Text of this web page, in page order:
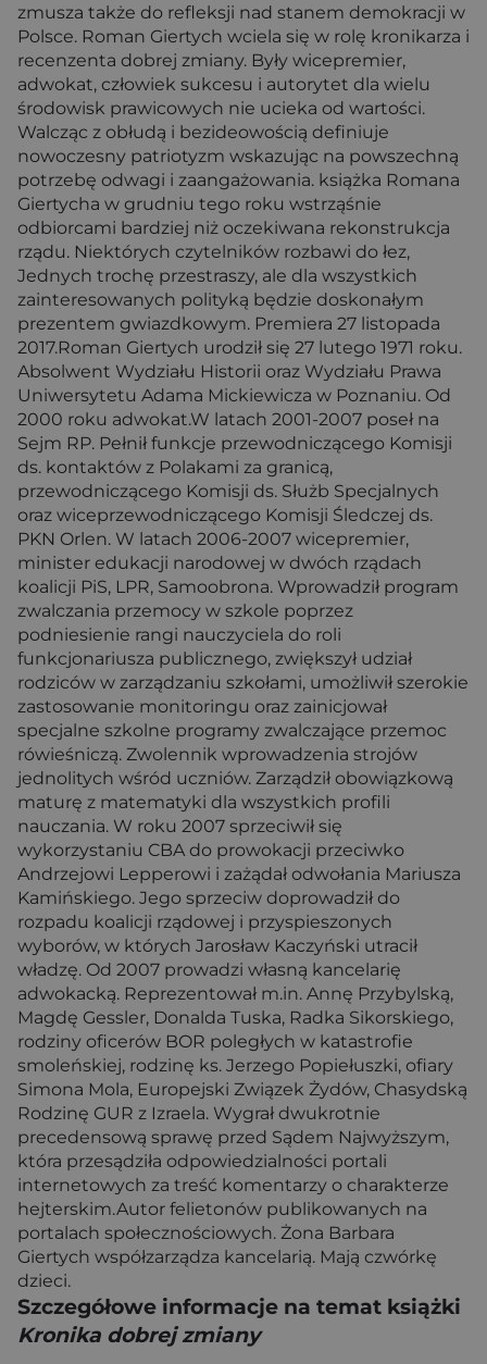
zmusza także do refleksji nad stanem demokracji w
Polsce. Roman Giertych wciela się w rolę kronikarza i
recenzenta dobrej zmiany. Były wicepremier,
adwokat, człowiek sukcesu i autorytet dla wielu
środowisk prawicowych nie ucieka od wartości.
Walcząc z obłudą i bezideowością definiuje
nowoczesny patriotyzm wskazując na powszechną
potrzebę odwagi i zaangażowania. książka Romana
Giertycha w grudniu tego roku wstrząśnie
odbiorcami bardziej niż oczekiwana rekonstrukcja
rządu. Niektórych czytelników rozbawi do łez,
Jednych trochę przestraszy, ale dla wszystkich
zainteresowanych polityką będzie doskonałym
prezentem gwiazdkowym. Premiera 27 listopada
2017.Roman Giertych urodził się 27 lutego 1971 roku.
Absolwent Wydziału Historii oraz Wydziału Prawa
Uniwersytetu Adama Mickiewicza w Poznaniu. Od
2000 roku adwokat.W latach 2001-2007 poseł na
Sejm RP. Pełnił funkcje przewodniczącego Komisji
ds. kontaktów z Polakami za granicą,
przewodniczącego Komisji ds. Służb Specjalnych
oraz wiceprzewodniczącego Komisji Śledczej ds.
PKN Orlen. W latach 2006-2007 wicepremier,
minister edukacji narodowej w dwóch rządach
koalicji PiS, LPR, Samoobrona. Wprowadził program
zwalczania przemocy w szkole poprzez
podniesienie rangi nauczyciela do roli
funkcjonariusza publicznego, zwiększył udział
rodziców w zarządzaniu szkołami, umożliwił szerokie
zastosowanie monitoringu oraz zainicjował
specjalne szkolne programy zwalczające przemoc
rówieśniczą. Zwolennik wprowadzenia strojów
jednolitych wśród uczniów. Zarządził obowiązkową
maturę z matematyki dla wszystkich profili
nauczania. W roku 2007 sprzeciwił się
wykorzystaniu CBA do prowokacji przeciwko
Andrzejowi Lepperowi i zażądał odwołania Mariusza
Kamińskiego. Jego sprzeciw doprowadził do
rozpadu koalicji rządowej i przyspieszonych
wyborów, w których Jarosław Kaczyński utracił
władzę. Od 2007 prowadzi własną kancelarię
adwokacką. Reprezentował m.in. Annę Przybylską,
Magdę Gessler, Donalda Tuska, Radka Sikorskiego,
rodziny oficerów BOR poległych w katastrofie
smoleńskiej, rodzinę ks. Jerzego Popiełuszki, ofiary
Simona Mola, Europejski Związek Żydów, Chasydską
Rodzinę GUR z Izraela. Wygrał dwukrotnie
precedensową sprawę przed Sądem Najwyższym,
która przesądziła odpowiedzialności portali
internetowych za treść komentarzy o charakterze
hejterskim.Autor felietonów publikowanych na
portalach społecznościowych. Żona Barbara
Giertych współzarządza kancelarią. Mają czwórkę
dzieci.
Szczegółowe informacje na temat książki
Kronika dobrej zmiany